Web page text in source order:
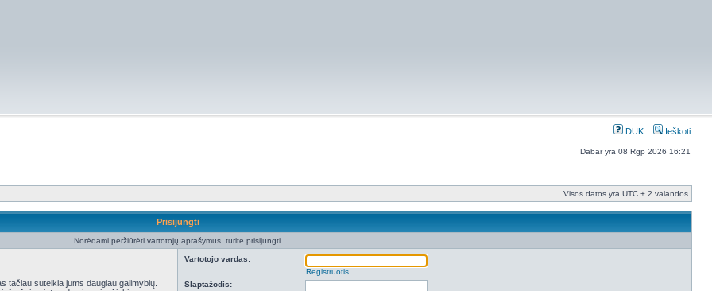
DUK Ieškoti
Dabar yra 08 Rgp 2026 16:21
Visos datos yra UTC + 2 valandos
Prisijungti
Norėdami peržiūrėti vartotojų aprašymus, turite prisijungti.
tačiau suteikia jums daugiau galimybių.
Vartotojo vardas:
Registruotis
Slaptažodis: